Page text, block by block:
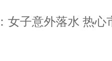
女子意外落水 热心